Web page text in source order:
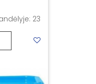
23